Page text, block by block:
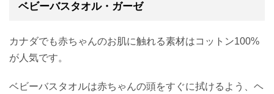
ベビーバスタオル・ガーゼ
カナダでも赤ちゃんのお肌に触れる素材はコットン100%
が人気です。
ベビーバスタオルは赤ちゃんの頭をすぐに拭けるよう、ヘ